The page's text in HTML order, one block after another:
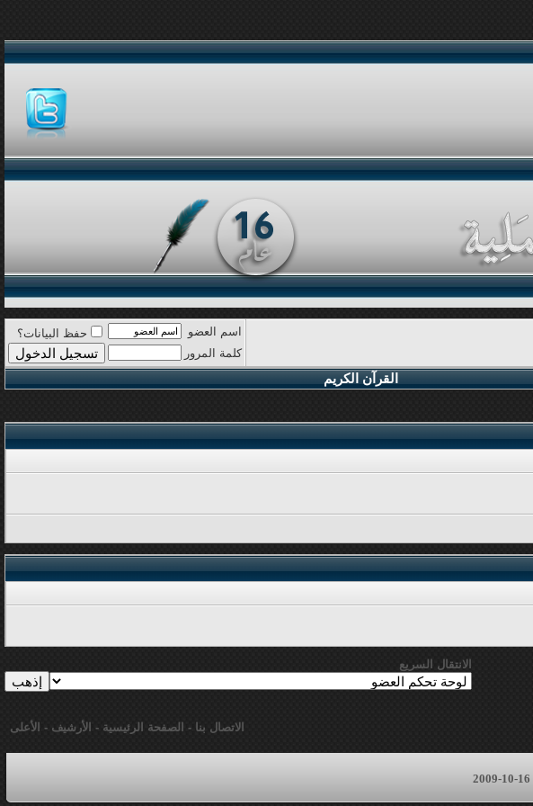
اسم العضو
حفظ البيانات؟
كلمة المرور
القرآن الكريم
الانتقال السريع
الاتصال بنا - الصفحة الرئيسية - الأرشيف - الأعلى